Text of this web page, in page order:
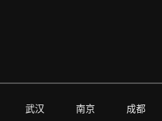
武汉 南京 成都